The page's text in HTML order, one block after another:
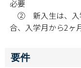
国際交流
必要
② 新入生は、入
合、入学月から2ヶ
要件